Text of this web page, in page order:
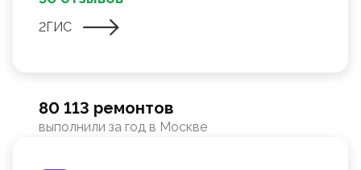
2ГИС
80 113 ремонтов
выполнили за год в Москве